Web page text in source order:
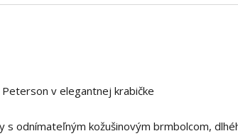
v elegantnej krabičke
odnímateľným kožušinovým brmbolcom,